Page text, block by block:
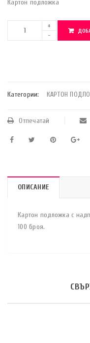
Картон подложка
Категории: КАРТОН
Отпечатай
ОПИСАНИЕ
Картон подложка с
100 броя.